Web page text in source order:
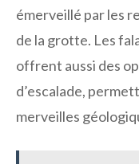
émerveillé par les
de la grotte. Les
offrent aussi des
d’escalade,
merveilles